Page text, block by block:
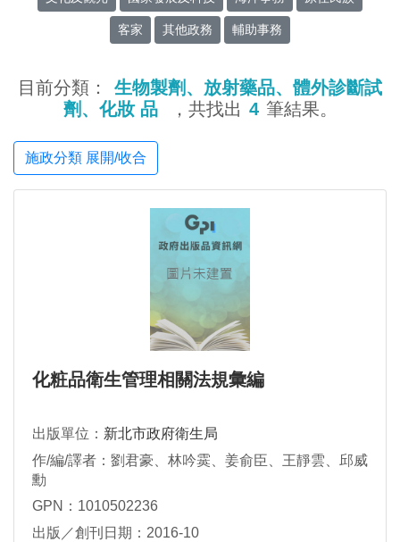
客家 其他政務 輔助事務
目前分類：
生物製劑、放射藥品、體外診斷試
劑、化妝 品
，共找出 4 筆結果。
施政分類 展開/收合
化粧品衛生管理相關法規彙編
出版單位： 新北市政府衛生局
作/編/譯者：劉君豪、林吟霙、姜俞臣、王靜雲、邱威
勳
GPN：1010502236
出版／創刊日期：2016-10